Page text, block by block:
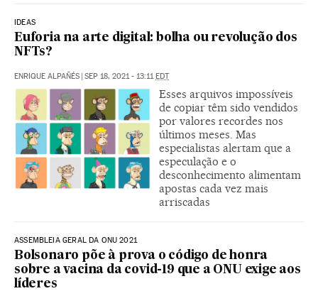
IDEAS
Euforia na arte digital: bolha ou revolução dos
NFTs?
ENRIQUE ALPAÑÉS | SEP 18, 2021 - 13:11EDT
Esses arquivos impossíveis
de copiar têm sido vendidos
por valores recordes nos
últimos meses. Mas
especialistas alertam que a
especulação e o
desconhecimento alimentam
apostas cada vez mais
arriscadas
ASSEMBLEIA GERAL DA ONU 2021
Bolsonaro põe à prova o código de honra
sobre a vacina da covid-19 que a ONU exige aos
líderes